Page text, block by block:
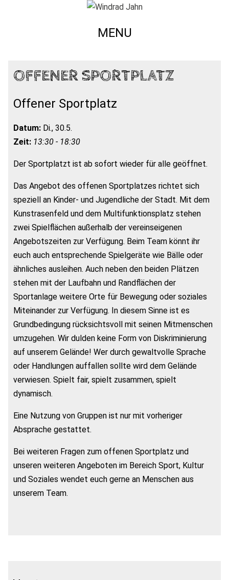
MENU
OFFENER SPORTPLATZ
Offener Sportplatz
Datum: Di., 30.5.
Zeit: 13:30 - 18:30
Der Sportplatzt ist ab sofort wieder für alle geöffnet.
Das Angebot des offenen Sportplatzes richtet sich
speziell an Kinder- und Jugendliche der Stadt. Mit dem
Kunstrasenfeld und dem Multifunktionsplatz stehen
zwei Spielflächen außerhalb der vereinseigenen
Angebotszeiten zur Verfügung. Beim Team könnt ihr
euch auch entsprechende Spielgeräte wie Bälle oder
ähnliches ausleihen. Auch neben den beiden Plätzen
stehen mit der Laufbahn und Randflächen der
Sportanlage weitere Orte für Bewegung oder soziales
Miteinander zur Verfügung. In diesem Sinne ist es
Grundbedingung rücksichtsvoll mit seinen Mitmenschen
umzugehen. Wir dulden keine Form von Diskriminierung
auf unserem Gelände! Wer durch gewaltvolle Sprache
oder Handlungen auffallen sollte wird dem Gelände
verwiesen. Spielt fair, spielt zusammen, spielt
dynamisch.
Eine Nutzung von Gruppen ist nur mit vorheriger
Absprache gestattet.
Bei weiteren Fragen zum offenen Sportplatz und
unseren weiteren Angeboten im Bereich Sport, Kultur
und Soziales wendet euch gerne an Menschen aus
unserem Team.